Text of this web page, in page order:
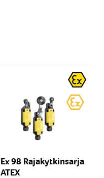
Ex 98 Rajakytkinsarja
ATEX